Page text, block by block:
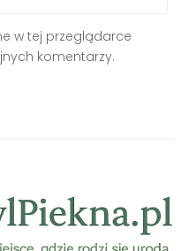
w tej przeglądarce
komentarzy.